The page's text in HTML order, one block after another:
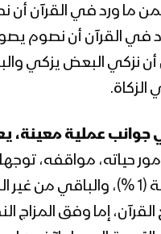
المحاضرة الرمضانية
1442هـ
الملك بدر الدين الحوثي 10 رمضان 1442هـ
المحاضرة الرمضانية
الملك بدر الدين الحوثي 09 رمضان 1442هـ
ما ورد في القرآن أن
في القرآن أن نصوم
أن نزكي البعض يزكي
جوانب عملية معينة،
حياته، مواقفه،
الحياة بنسبة (1 %)، والباقي
القرآن، إما وفق